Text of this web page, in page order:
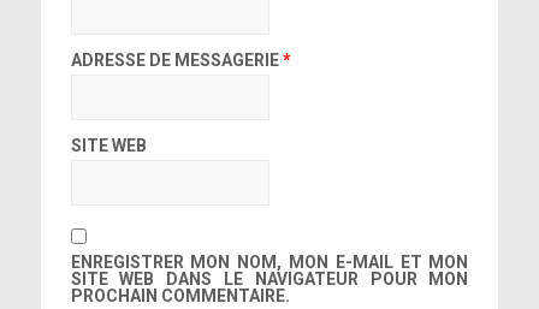
ADRESSE DE MESSAGERIE*
SITE WEB
ENREGISTRER MON NOM, MON E-MAIL ET MON
SITE WEB DANS LE NAVIGATEUR POUR MON
PROCHAIN COMMENTAIRE.